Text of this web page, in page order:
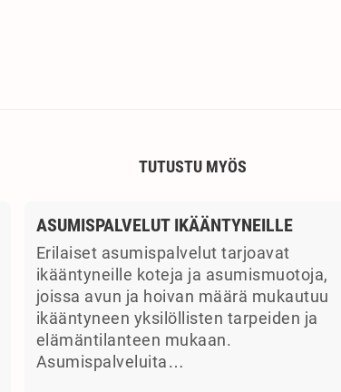
TUTUSTU MYÖS
ASUMISPALVELUT IKÄÄNTYNEILLE
Erilaiset asumispalvelut tarjoavat
ikääntyneille koteja ja asumismuotoja,
joissa avun ja hoivan määrä mukautuu
ikääntyneen yksilöllisten tarpeiden ja
elämäntilanteen mukaan.
Asumispalveluita…